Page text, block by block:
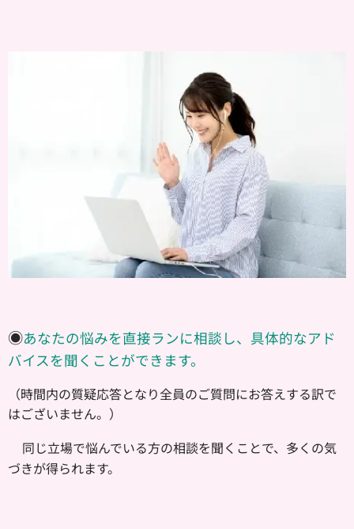
◉あなたの悩みを直接ランに相談し、具体的なアド
バイスを聞くことができます。
（時間内の質疑応答となり全員のご質問にお答えする訳で
はございません。）
同じ立場で悩んでいる方の相談を聞くことで、多くの気
づきが得られます。